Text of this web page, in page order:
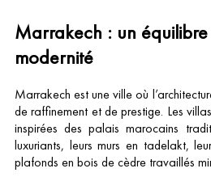
Marrakech : un
modernité
Marrakech est une ville où
de raffinement et de prestige. Les
inspirées des palais marocains
luxuriants, leurs murs en tadelakt,
plafonds en bois de cèdre travaillés